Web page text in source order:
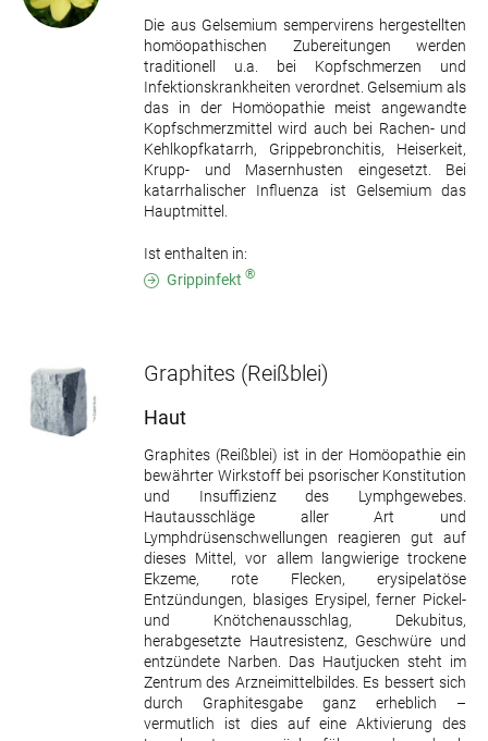
Die aus Gelsemium sempervirens hergestellten
homöopathischen Zubereitungen werden
traditionell u.a. bei Kopfschmerzen und
Infektionskrankheiten verordnet. Gelsemium als
das in der Homöopathie meist angewandte
Kopfschmerzmittel wird auch bei Rachen- und
Kehlkopfkatarrh, Grippebronchitis, Heiserkeit,
Krupp- und Masernhusten eingesetzt. Bei
katarrhalischer Influenza ist Gelsemium das
Hauptmittel.
Ist enthalten in:
Grippinfekt ®
Graphites (Reißblei)
Haut
Graphites (Reißblei) ist in der Homöopathie ein
bewährter Wirkstoff bei psorischer Konstitution
und Insuffizienz des Lymphgewebes.
Hautausschläge aller Art und
Lymphdrüsenschwellungen reagieren gut auf
dieses Mittel, vor allem langwierige trockene
Ekzeme, rote Flecken, erysipelatöse
Entzündungen, blasiges Erysipel, ferner Pickel-
und Knötchenausschlag, Dekubitus,
herabgesetzte Hautresistenz, Geschwüre und
entzündete Narben. Das Hautjucken steht im
Zentrum des Arzneimittelbildes. Es bessert sich
durch Graphitesgabe ganz erheblich –
vermutlich ist dies auf eine Aktivierung des